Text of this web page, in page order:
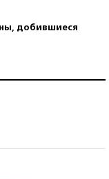
добившиеся